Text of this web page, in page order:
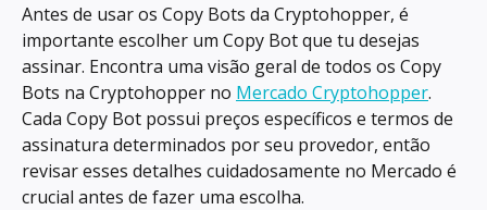
Antes de usar os Copy Bots da Cryptohopper, é
importante escolher um Copy Bot que tu desejas
assinar. Encontra uma visão geral de todos os Copy
Bots na Cryptohopper no Mercado Cryptohopper.
Cada Copy Bot possui preços específicos e termos de
assinatura determinados por seu provedor, então
revisar esses detalhes cuidadosamente no Mercado é
crucial antes de fazer uma escolha.